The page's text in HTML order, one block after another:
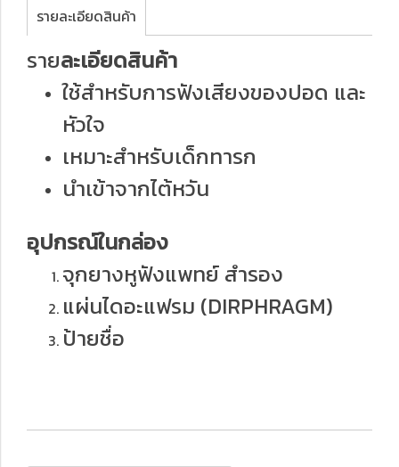
รายละเอียดสินค้า
รายละเอียดสินค้า
ใช้สำหรับการฟังเสียงของปอด และ
หัวใจ
เหมาะสำหรับเด็กทารก
นำเข้าจากไต้หวัน
อุปกรณ์ในกล่อง
จุกยางหูฟังแพทย์ สำรอง
แผ่นไดอะแฟรม (DIRPHRAGM)
ป้ายชื่อ